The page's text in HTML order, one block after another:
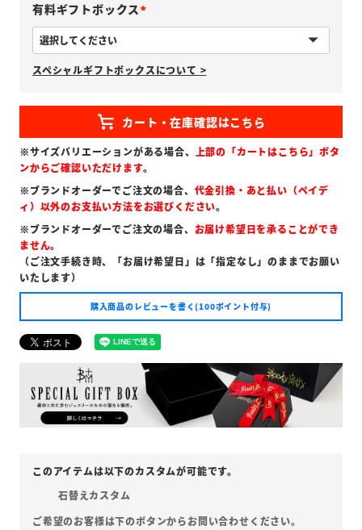
有料ギフトボックス
必
須
)
スペシャルギフトボックスについて >
※サイズバリエーションがある場合、 上部の「カートはこちら」ボタ
ンからご確認いただけます。
※ブランドオーダーでご注文の場合、 代金引換・あと払い（ペイデ
ィ）以外のお支払い方法をお選びください。
※ブランドオーダーでご注文の場合、 お届け希望日を承ることができ
ません。
（ご注文手続き時、「お届け希望日」は「指定なし」のままでお願い
いたします）
購入商品のレビューを書く(100ポイント付与)
石替えカスタム